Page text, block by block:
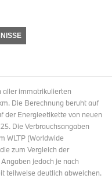
aller immatrikulierten
Die Berechnung beruht auf
der Energieetikette von neuen
Die Verbrauchsangaben
WLTP (Worldwide
zum Vergleich der
jedoch je nach
teilweise deutlich abweichen.